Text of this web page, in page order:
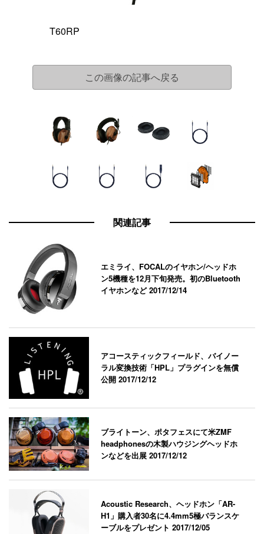
T60RP
この画像の記事へ戻る
関連記事
エミライ、FOCALのイヤホン/ヘッドホ
ン5機種を12月下旬発売。初のBluetooth
イヤホンなど2017/12/14
アコースティックフィールド、バイノー
ラル変換技術「HPL」プラグインを無償
公開2017/12/12
ブライトーン、ポタフェスにて米ZMF
headphonesの木製ハウジングヘッドホ
ンなどを出展2017/12/12
Acoustic Research、ヘッドホン「AR-
H1」購入者30名に4.4mm5極バランスケ
ーブルをプレゼント2017/12/05